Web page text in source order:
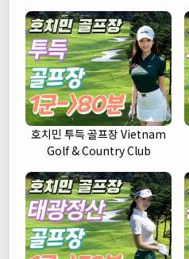
호치민 투득 골프장 Vietnam
Golf & Country Club